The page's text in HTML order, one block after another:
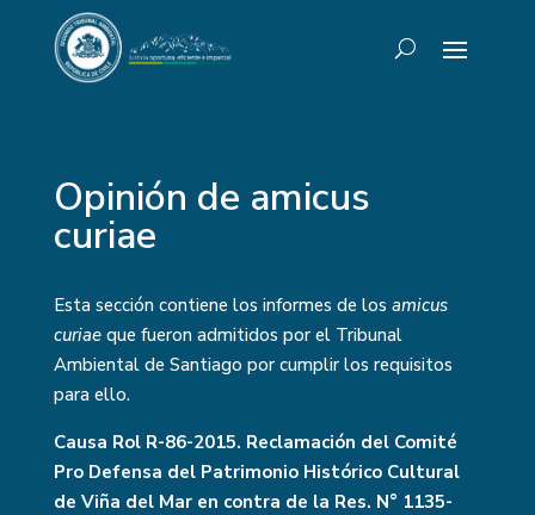
Opinión de amicus
curiae
Esta sección contiene los informes de los amicus
curiaeque fueron admitidos por el Tribunal
Ambiental de Santiago por cumplir los requisitos
para ello.
Causa Rol R-86-2015. Reclamación del Comité
Pro Defensa del Patrimonio Histórico Cultural
de Viña del Mar en contra de la Res. N° 1135-